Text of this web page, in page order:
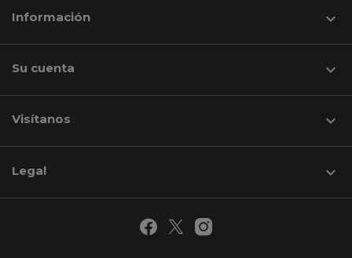
Información 
Su cuenta 
Visítanos keyboard_arrow_down
Legal 